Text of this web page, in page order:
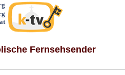
Fernsehsender